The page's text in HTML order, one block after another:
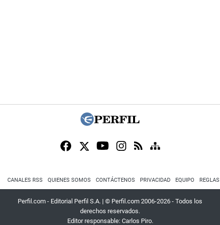
CANALES RSS QUIENES SOMOS CONTÁCTENOS PRIVACIDAD EQUIPO
Perfil.com - Editorial Perfil S.A. | © Perfil.com 2006-2026 - Todos los
derechos reservados.
Editor responsable: Carlos Piro.